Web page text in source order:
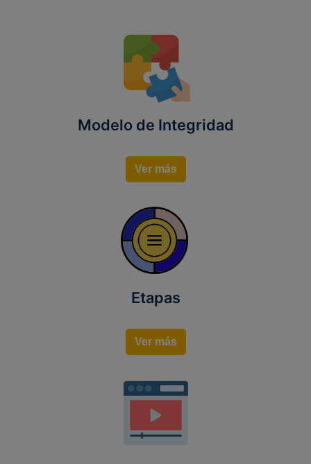
Modelo de Integridad
Ver más
Etapas
Ver más